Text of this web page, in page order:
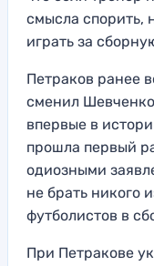
смысла спорить,
играть за
Петраков ранее
сменил
впервые в
прошла первый
одиозными
не брать никого
футболистов в
При Петракове